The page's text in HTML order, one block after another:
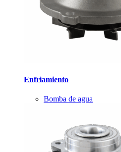
Enfriamiento
Bomba de agua